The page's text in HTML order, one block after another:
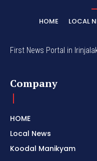
HOME LOCAL
First News Portal in
Company
HOME
Local News
Koodal Manikyam